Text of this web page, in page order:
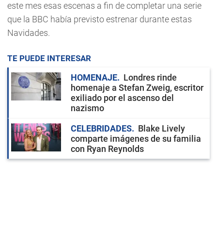
este mes esas escenas a fin de completar una serie
que la BBC había previsto estrenar durante estas
Navidades.
TE PUEDE INTERESAR
HOMENAJE
Londres rinde
homenaje a Stefan Zweig, escritor
exiliado por el ascenso del
nazismo
CELEBRIDADES
Blake Lively
comparte imágenes de su familia
con Ryan Reynolds